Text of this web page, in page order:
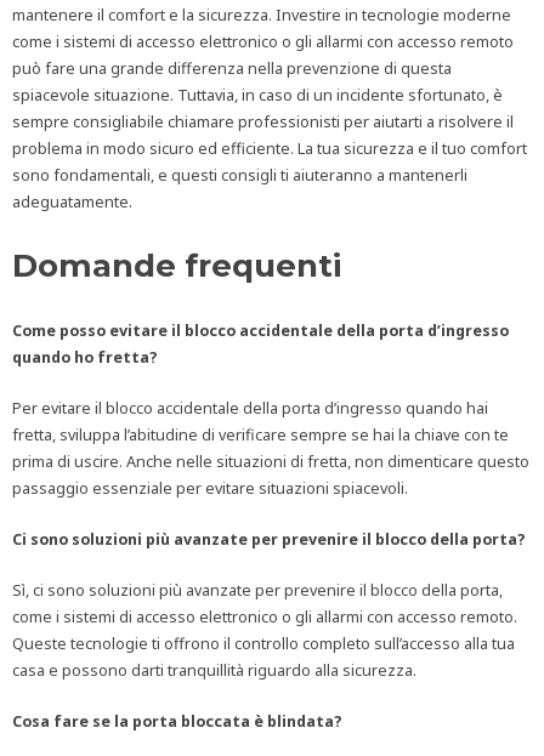
mantenere il comfort e la sicurezza. Investire in tecnologie moderne
come i sistemi di accesso elettronico o gli allarmi con accesso remoto
può fare una grande differenza nella prevenzione di questa
spiacevole situazione. Tuttavia, in caso di un incidente sfortunato, è
sempre consigliabile chiamare professionisti per aiutarti a risolvere il
problema in modo sicuro ed efficiente. La tua sicurezza e il tuo comfort
sono fondamentali, e questi consigli ti aiuteranno a mantenerli
adeguatamente.
Domande frequenti
Come posso evitare il blocco accidentale della porta d’ingresso
quando ho fretta?
Per evitare il blocco accidentale della porta d’ingresso quando hai
fretta, sviluppa l’abitudine di verificare sempre se hai la chiave con te
prima di uscire. Anche nelle situazioni di fretta, non dimenticare questo
passaggio essenziale per evitare situazioni spiacevoli.
Ci sono soluzioni più avanzate per prevenire il blocco della porta?
Sì, ci sono soluzioni più avanzate per prevenire il blocco della porta,
come i sistemi di accesso elettronico o gli allarmi con accesso remoto.
Queste tecnologie ti offrono il controllo completo sull’accesso alla tua
casa e possono darti tranquillità riguardo alla sicurezza.
Cosa fare se la porta bloccata è blindata?